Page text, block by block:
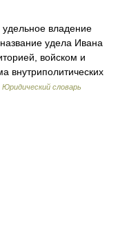
владение
удела Ивана
войском и
внутриполитических
Юридический словарь